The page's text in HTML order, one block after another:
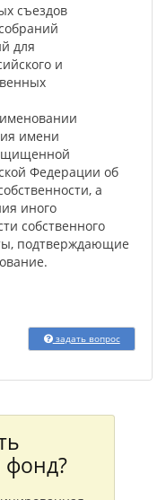
съездов
для
и
имени
Федерации об
а
иного
собственного
подтверждающие
задать вопрос
фонд?